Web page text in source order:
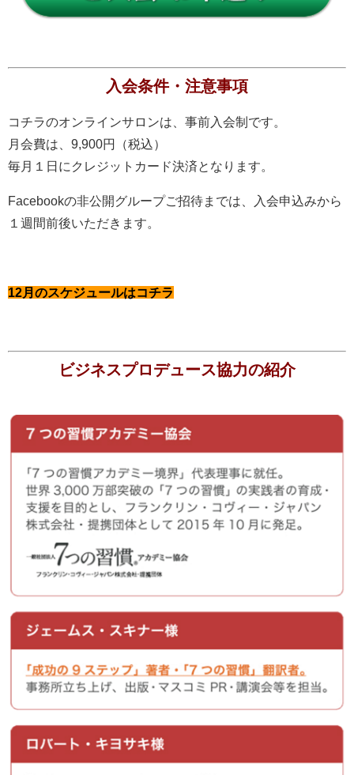
入会条件・注意事項
コチラのオンラインサロンは、事前入会制です。
月会費は、9,900円（税込）
毎月１日にクレジットカード決済となります。
Facebookの非公開グループご招待までは、入会申込みから
１週間前後いただきます。
12月のスケジュールはコチラ
ビジネスプロデュース協力の紹介